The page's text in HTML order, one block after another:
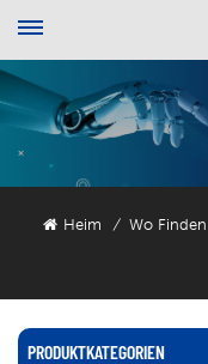
Heim /
PRODUKTKATEGORIEN